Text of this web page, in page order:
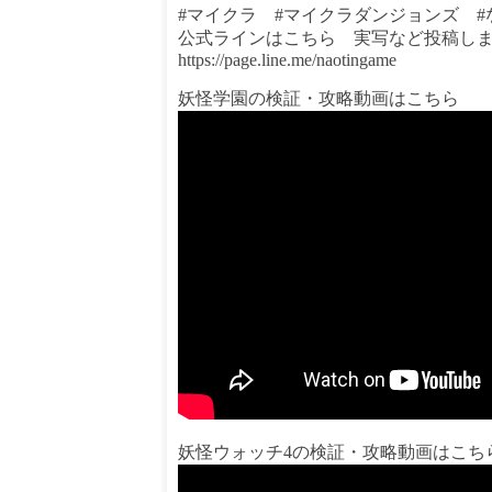
#マイクラ #マイクラダンジョンズ #
公式ラインはこちら 実写など投稿しま
https://page.line.me/naotingame
妖怪学園の検証・攻略動画はこちら
妖怪ウォッチ4の検証・攻略動画はこち